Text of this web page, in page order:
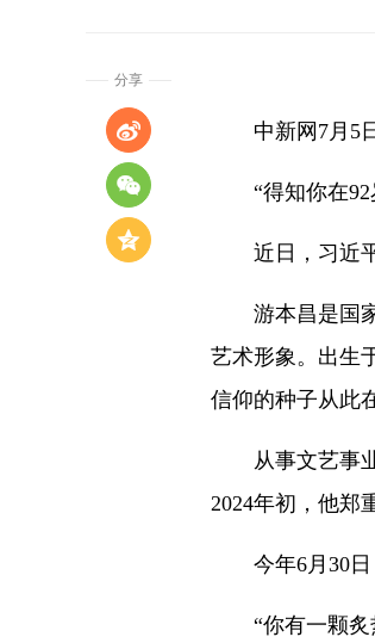
分享
中新网7月5日
“得知你在92
近日，习近平
游本昌是国家
艺术形象。出生
信仰的种子从此
从事文艺事业
2024年初，他郑
今年6月30日
“你有一颗炙热